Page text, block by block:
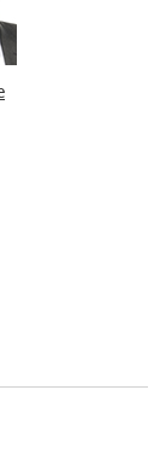
und -